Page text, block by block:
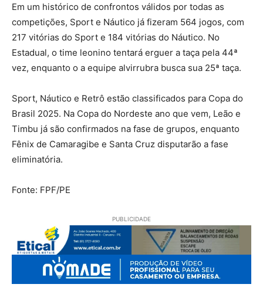
Em um histórico de confrontos válidos por todas as
competições, Sport e Náutico já fizeram 564 jogos, com
217 vitórias do Sport e 184 vitórias do Náutico. No
Estadual, o time leonino tentará erguer a taça pela 44ª
vez, enquanto o a equipe alvirrubra busca sua 25ª taça.
Sport, Náutico e Retrô estão classificados para Copa do
Brasil 2025. Na Copa do Nordeste ano que vem, Leão e
Timbu já são confirmados na fase de grupos, enquanto
Fênix de Camaragibe e Santa Cruz disputarão a fase
eliminatória.
Fonte: FPF/PE
PUBLICIDADE